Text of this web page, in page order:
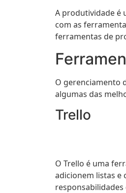
A produtividade é
com as
ferramentas de
O gerenciamento
algumas das
Trello
O Trello é uma
adicionem listas e